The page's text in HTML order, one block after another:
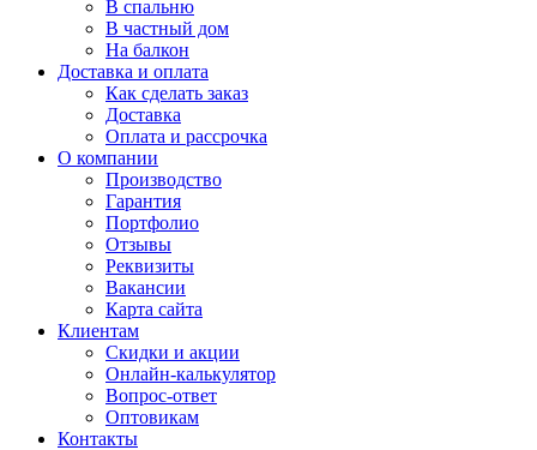
В спальню
В частный дом
На балкон
Доставка и оплата
Как сделать заказ
Доставка
Оплата и рассрочка
О компании
Производство
Гарантия
Портфолио
Отзывы
Реквизиты
Вакансии
Карта сайта
Клиентам
Скидки и акции
Онлайн-калькулятор
Вопрос-ответ
Оптовикам
Контакты